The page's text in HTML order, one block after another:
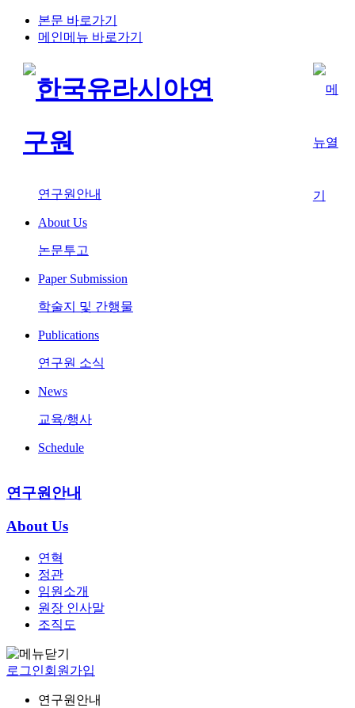
본문 바로가기
메인메뉴 바로가기
연구원안내
About Us
논문투고
Paper Submission
학술지 및 간행물
Publications
연구원 소식
News
교육/행사
Schedule
연구원안내
About Us
연혁
정관
임원소개
원장 인사말
조직도
로그인회원가입
연구원안내